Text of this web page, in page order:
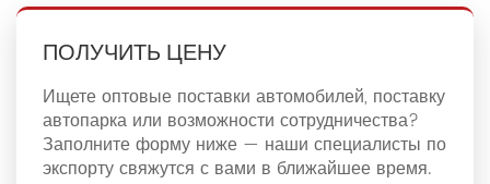
ПОЛУЧИТЬ ЦЕНУ
Ищете оптовые поставки автомобилей, поставку
автопарка или возможности сотрудничества?
Заполните форму ниже — наши специалисты по
экспорту свяжутся с вами в ближайшее время.